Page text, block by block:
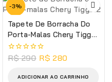
-3%
Tapete De Borracha Do
Porta-Malas Chery Tiggo
2
0
R$290 R$ 280
ADICIONAR AO CARRINHO